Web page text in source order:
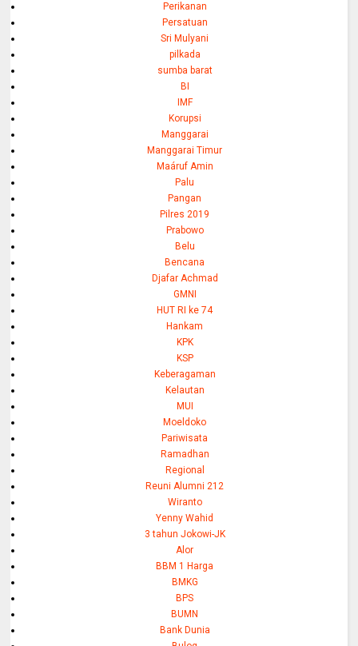
Perikanan
Persatuan
Sri Mulyani
pilkada
sumba barat
BI
IMF
Korupsi
Manggarai
Manggarai Timur
Maáruf Amin
Palu
Pangan
Pilres 2019
Prabowo
Belu
Bencana
Djafar Achmad
GMNI
HUT RI ke 74
Hankam
KPK
KSP
Keberagaman
Kelautan
MUI
Moeldoko
Pariwisata
Ramadhan
Regional
Reuni Alumni 212
Wiranto
Yenny Wahid
3 tahun Jokowi-JK
Alor
BBM 1 Harga
BMKG
BPS
BUMN
Bank Dunia